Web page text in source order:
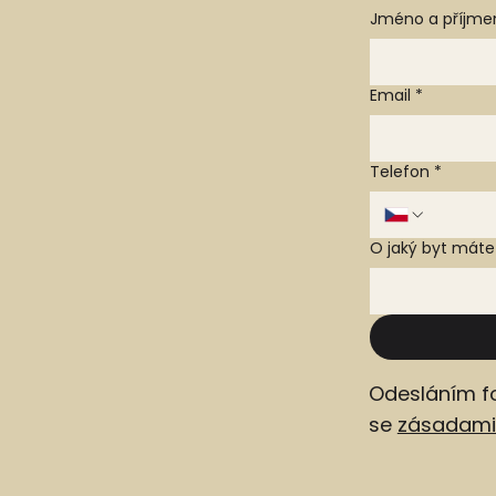
Jméno a
Email *
Telefon *
O jaký byt
Odesláním
se